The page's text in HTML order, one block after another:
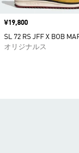
価格
¥19,800
SL 72 RS JFF X BOB
オリジナルス